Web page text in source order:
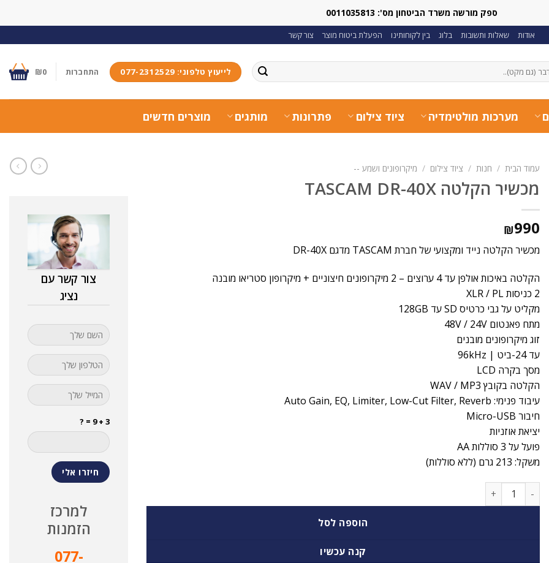
ספק מורשה משרד הביטחון מס': 0011035813
אודות שאלות ותשובות בלוג בין לקוחותינו הפעלת ביטוח מוצר צור קשר
לייעוץ טלפוני: 077-2312529 התחברות ₪0
מערכות מולטימדיה ציוד צילום פתרונות מותגים מוצרים חדשים
עמוד הבית / חנות / ציוד צילום / מיקרופונים ושמע --
מכשיר הקלטה TASCAM DR-40X
₪990
מכשיר הקלטה נייד ומקצועי של חברת TASCAM מדגם DR-40X
הקלטה באיכות אולפן עד 4 ערוצים – 2 מיקרופונים חיצוניים + מיקרופון סטריאו מובנה
2 כניסות
XLR/ PL
מקליט על גבי כרטיס SD עד 128GB
מתח פאנטום 48V / 24V
זוג מיקרופונים מובנים
עד 24-ביט | 96kHz
מסך בקרה LCD
הקלטה בקובץ
WAV/ MP3
עיבוד פנימי: Auto Gain, EQ, Limiter, Low-Cut Filter, Reverb
חיבור Micro- USB
יציאת אוזניות
פועל על 3 סוללות AA
משקל: 213 גרם (ללא סוללות)
כמות של מכשיר הקלטה TASCAM DR-40X
הוספה לסל
קנה עכשיו
צור קשר עם
נציג
3 + 9 = ?
למרכז
הזמנות
077-